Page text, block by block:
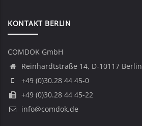
KONTAKT BERLIN
COMDOK GmbH
Reinhardtstraße 14, D-10117 Berlin
+49 (0)30.28 44 45-0
+49 (0)30.28 44 45-22
info@comdok.de